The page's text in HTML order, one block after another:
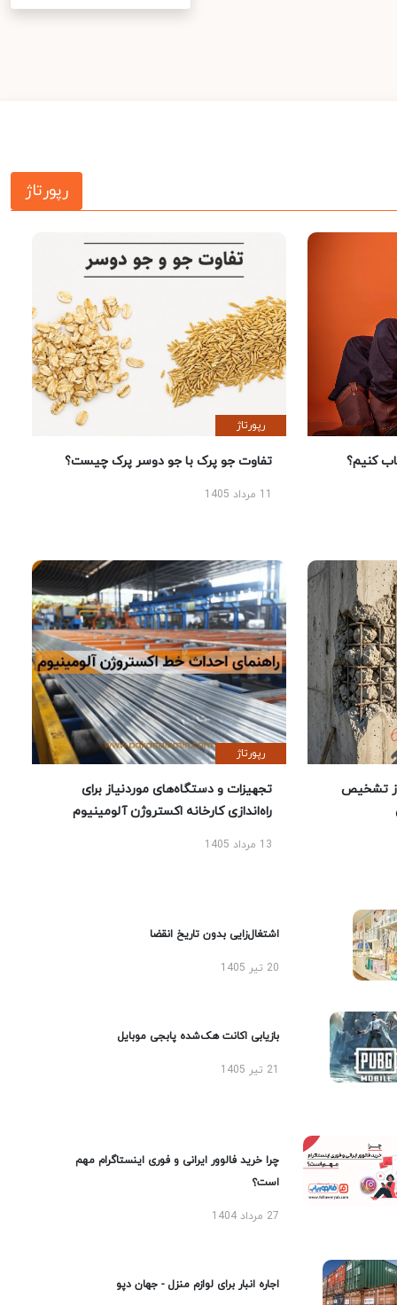
رپورتاژ
کنیم؟
رپورتاژ
تفاوت جو پرک با جو دوسر پرک چیست؟
تشخیص
رپورتاژ
تجهیزات و دستگاه‌های موردنیاز برای
راه‌اندازی کارخانه اکستروژن آلومینیوم
13 مرداد 1405
اشتغال‌زایی بدون تاریخ انقضا
20 تیر 1405
بازیابی اکانت هک‌شده پابجی موبایل
چرا خرید فالوور ایرانی و فوری اینستاگرام مهم
است؟
27 مرداد 1404
اجاره انبار برای لوازم منزل - جهان دپو